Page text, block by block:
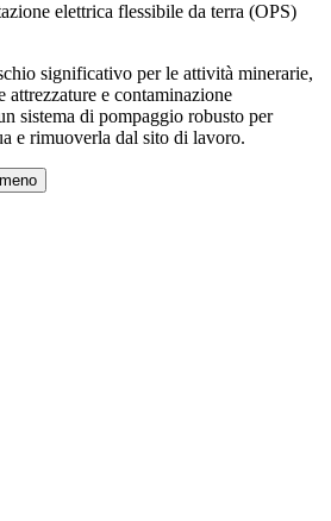
elettrica flessibile da terra (OPS)
significativo per le attività minerarie,
attrezzature e contaminazione
sistema di pompaggio robusto per
e rimuoverla dal sito di lavoro.